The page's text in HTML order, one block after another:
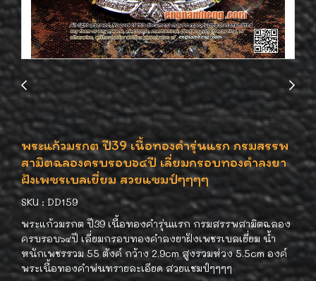
พระแก้วมรกต ปี39 เนื้อทองคำรุ่นแรก กรมสรรพ
สามิตฉลองครบรอบ๖๔ปี เลี่ยมกรอบทองคำลงยา
ฝังเพชรเบลเยี่ยม สวยแชมป์ๆๆๆๆ
SKU : DD159
พระแก้วมรกต ปี39 เนื้อทองคำรุ่นแรก กรมสรรพสามิตฉลอง
ครบรอบ๖๔ปี เลี่ยมกรอบทองคำลงยาฝังเพชรเบลเยี่ยม น้ำ
หนักเพชรรวม 55 ตังค์ กว้าง 2.9cm สูงรวมห่วง 5.5cm องค์
พระเนื้อทองคำพ่นทรายละเอียด สวยแชมป์ๆๆๆๆ